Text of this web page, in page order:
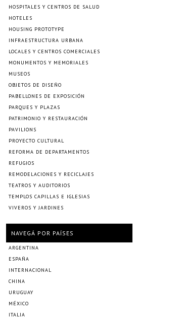
HOSPITALES Y CENTROS DE SALUD
HOTELES
HOUSING PROTOTYPE
INFRAESTRUCTURA URBANA
LOCALES Y CENTROS COMERCIALES
MONUMENTOS Y MEMORIALES
MUSEOS
OBJETOS DE DISEÑO
PABELLONES DE EXPOSICIÓN
PARQUES Y PLAZAS
PATRIMONIO Y RESTAURACIÓN
PAVILIONS
PROYECTO CULTURAL
REFORMA DE DEPARTAMENTOS
REFUGIOS
REMODELACIONES Y RECICLAJES
TEATROS Y AUDITORIOS
TEMPLOS CAPILLAS E IGLESIAS
VIVEROS Y JARDINES
NAVEGÁ POR PAÍSES
ARGENTINA
ESPAÑA
INTERNACIONAL
CHINA
URUGUAY
MÉXICO
ITALIA